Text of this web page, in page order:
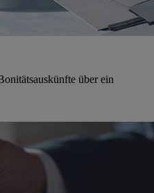
über ein